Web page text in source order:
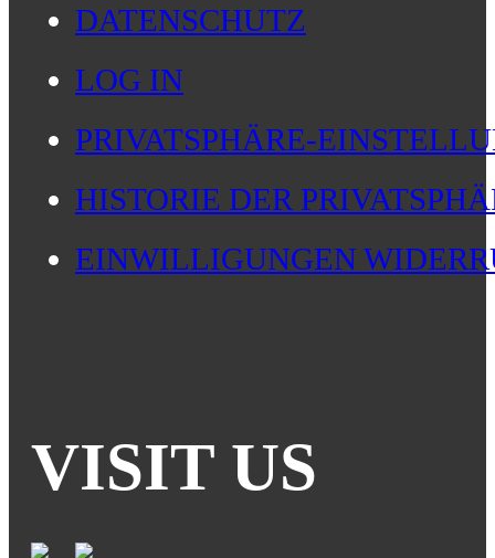
DATENSCHUTZ
LOG IN
PRIVATSPHÄRE-
HISTORIE DER
EINWILLIGUNGEN
VISIT US